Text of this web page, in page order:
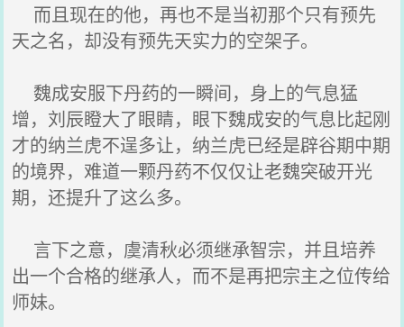
而且现在的他，再也不是当初那个只有预先
天之名，却没有预先天实力的空架子。
魏成安服下丹药的一瞬间，身上的气息猛
增，刘辰瞪大了眼睛，眼下魏成安的气息比起刚
才的纳兰虎不逞多让，纳兰虎已经是辟谷期中期
的境界，难道一颗丹药不仅仅让老魏突破开光
期，还提升了这么多。
言下之意，虞清秋必须继承智宗，并且培养
出一个合格的继承人，而不是再把宗主之位传给
师妹。